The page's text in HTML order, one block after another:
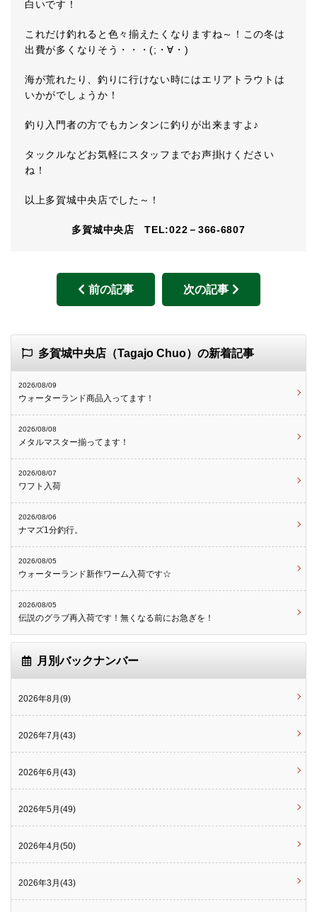
白いです！
これだけ釣れると色々揃えたくなりますね～！この冬は
出費が多くなりそう・・・(;・∀・)
海が荒れたり、釣りに行けない時にはエリアトラウトは
いかがでしょうか！
釣り入門者の方でもカンタンに釣りが出来ますよ♪
タックルなどお気軽にスタッフまでお声掛けください
ね！
以上多賀城中央店でした～！
多賀城中央店 TEL:022－366-6807
前の記事 次の記事
多賀城中央店（Tagajo Chuo）の新着記事
2026/08/09
ウォーターランド商品入ってます！
2026/08/08
メタルマスター揃ってます！
2026/08/07
ワフト入荷
2026/08/06
ナマズ1分釣行。
2026/08/05
ウォーターランド新作ワーム入荷です☆
2026/08/05
伝説のグラブ再入荷です！無くなる前にお急ぎを！
月別バックナンバー
2026年8月(9)
2026年7月(43)
2026年6月(43)
2026年5月(49)
2026年4月(50)
2026年3月(43)